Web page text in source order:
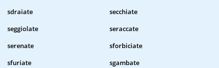
sdraiate
secchiate
seggiolate
seraccate
serenate
sforbiciate
sfuriate
sgambate